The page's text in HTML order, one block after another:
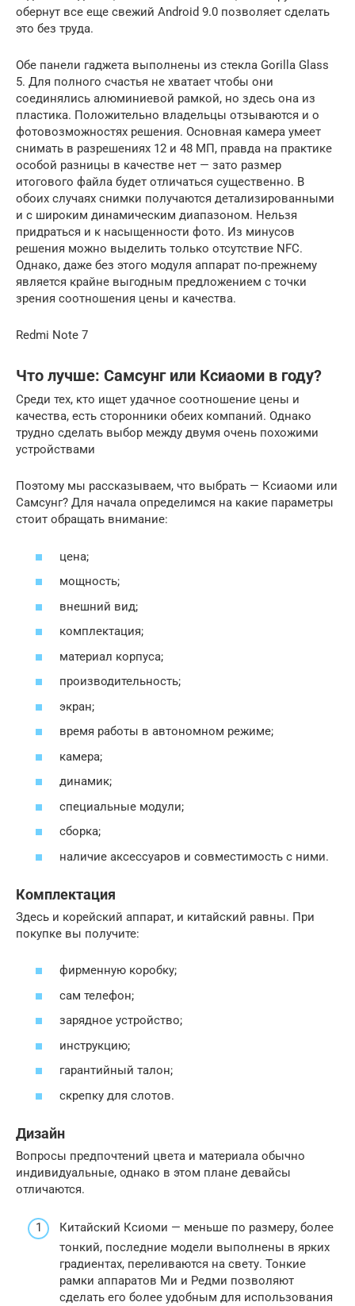
обернут все еще свежий Android 9.0 позволяет сделать
это без труда.
Обе панели гаджета выполнены из стекла Gorilla Glass
5. Для полного счастья не хватает чтобы они
соединялись алюминиевой рамкой, но здесь она из
пластика. Положительно владельцы отзываются и о
фотовозможностях решения. Основная камера умеет
снимать в разрешениях 12 и 48 МП, правда на практике
особой разницы в качестве нет — зато размер
итогового файла будет отличаться существенно. В
обоих случаях снимки получаются детализированными
и с широким динамическим диапазоном. Нельзя
придраться и к насыщенности фото. Из минусов
решения можно выделить только отсутствие NFC.
Однако, даже без этого модуля аппарат по-прежнему
является крайне выгодным предложением с точки
зрения соотношения цены и качества.
Redmi Note 7
Что лучше: Самсунг или Ксиаоми в году?
Среди тех, кто ищет удачное соотношение цены и
качества, есть сторонники обеих компаний. Однако
трудно сделать выбор между двумя очень похожими
устройствами
Поэтому мы рассказываем, что выбрать — Ксиаоми или
Самсунг? Для начала определимся на какие параметры
стоит обращать внимание:
цена;
мощность;
внешний вид;
комплектация;
материал корпуса;
производительность;
экран;
время работы в автономном режиме;
камера;
динамик;
специальные модули;
сборка;
наличие аксессуаров и совместимость с ними.
Комплектация
Здесь и корейский аппарат, и китайский равны. При
покупке вы получите:
фирменную коробку;
сам телефон;
зарядное устройство;
инструкцию;
гарантийный талон;
скрепку для слотов.
Дизайн
Вопросы предпочтений цвета и материала обычно
индивидуальные, однако в этом плане девайсы
отличаются.
Китайский Ксиоми — меньше по размеру, более
тонкий, последние модели выполнены в ярких
градиентах, переливаются на свету. Тонкие
рамки аппаратов Ми и Редми позволяют
сделать его более удобным для использования